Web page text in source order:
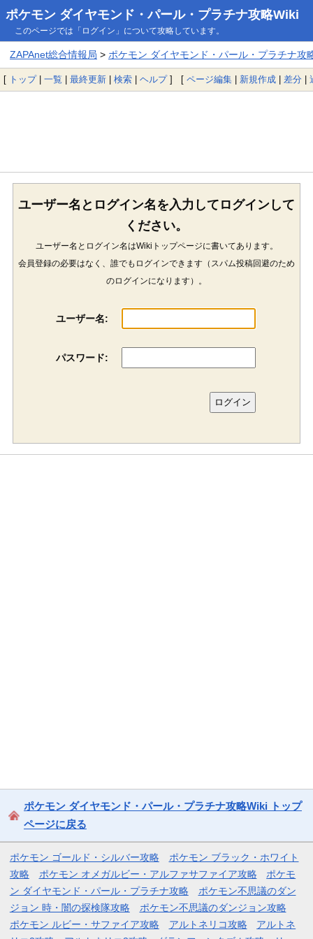
ポケモン ダイヤモンド・パール・プラチナ攻略Wiki
このページでは「ログイン」について攻略しています。
ZAPAnet総合情報局 > ポケモン ダイヤモンド・パール・プラチナ攻
[ トップ| 一覧 | 最終更新 | 検索 | ヘルプ] [ ページ編集 | 新規作成 | 差分 |
ユーザー名とログイン名を入力してログインして
ください。
ユーザー名とログイン名はWikiトップページに書いてあります。
会員登録の必要はなく、誰でもログインできます（スパム投稿回避のため
のログインになります）。
ユーザー名:
パスワード:
ポケモン ダイヤモンド・パール・プラチナ攻略Wiki トップ
ページに戻る
ポケモン ゴールド・シルバー攻略
ポケモン ブラック・ホワイト
攻略
ポケモン オメガルビー・アルファサファイア攻略
ポケモ
ン ダイヤモンド・パール・プラチナ攻略
ポケモン不思議のダン
ジョン 時・闇の探検隊攻略
ポケモン不思議のダンジョン攻略
ポケモン ルビー・サファイア攻略
アルトネリコ攻略
アルトネ